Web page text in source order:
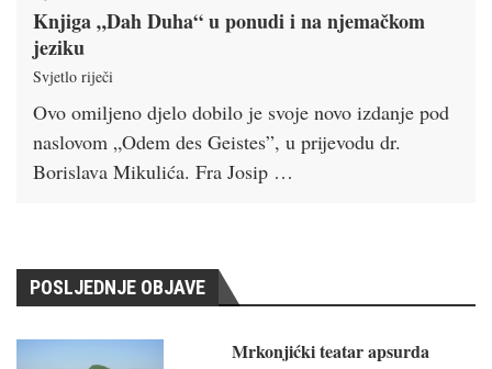
Knjiga „Dah Duha“ u ponudi i na njemačkom
jeziku
Svjetlo riječi
Ovo omiljeno djelo dobilo je svoje novo izdanje pod
naslovom „Odem des Geistes”, u prijevodu dr.
Borislava Mikulića. Fra Josip …
POSLJEDNJE OBJAVE
Mrkonjićki teatar apsurda